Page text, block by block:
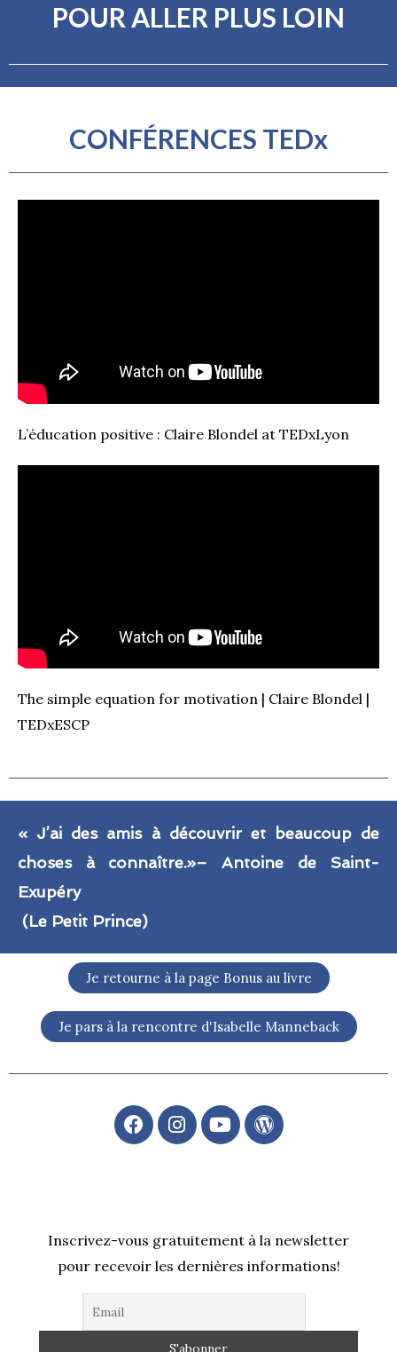
POUR ALLER PLUS LOIN
CONFÉRENCES TEDx
L’éducation positive : Claire Blondel at TEDxLyon
The simple equation for motivation | Claire Blondel |
TEDxESCP
« J’ai des amis à découvrir et beaucoup de
choses à connaître.»– Antoine de Saint-
Exupéry
(Le Petit Prince)
Je retourne à la page Bonus au livre
Je pars à la rencontre d'Isabelle Manneback
F
a
k
I
n
r
a
m
Y
o
W
o
s
s
Inscrivez-vous gratuitement à la newsletter
pour recevoir les dernières informations!